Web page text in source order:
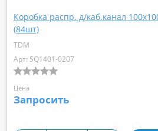
Коробка распр. д/каб.канал
(84шт)
TDM
Арт: SQ1401-0207
Цена
Запросить